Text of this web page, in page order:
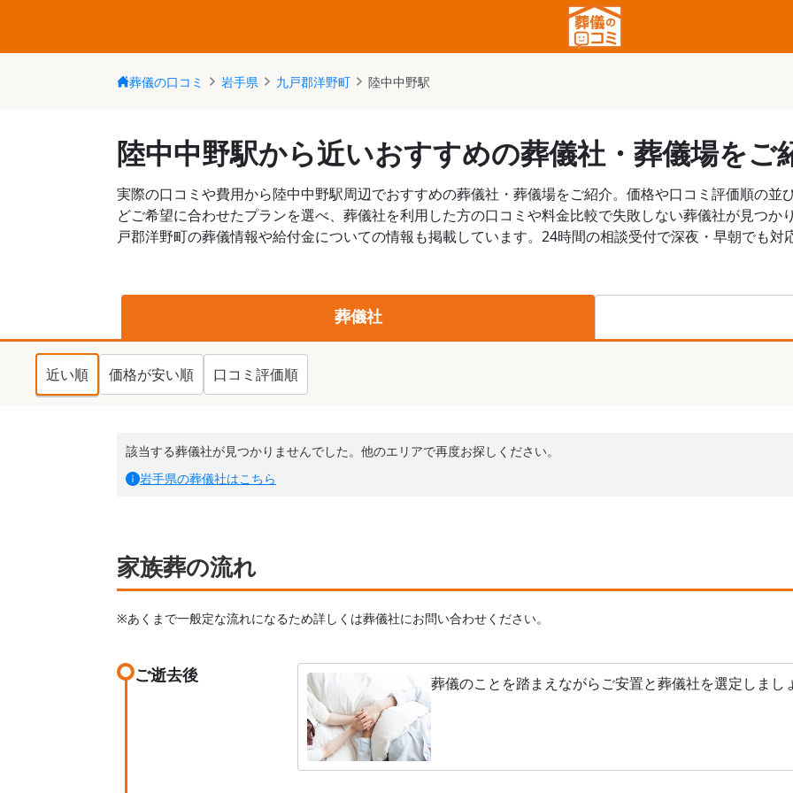
葬儀の口コミ 岩手県 九戸郡洋野町 陸中中野駅
陸中中野駅から近いおすすめの葬儀社・葬儀場をご
実際の口コミや費用から陸中中野駅周辺でおすすめの葬儀社・葬儀場をご紹介。価格や口コミ評価順の並
どご希望に合わせたプランを選べ、葬儀社を利用した方の口コミや料金比較で失敗しない葬儀社が見つか
戸郡洋野町の葬儀情報や給付金についての情報も掲載しています。24時間の相談受付で深夜・早朝でも対
葬儀社
近い順 価格が安い順 口コミ評価順
該当する葬儀社が見つかりませんでした。他のエリアで再度お探しください。
岩手県の葬儀社はこちら
家族葬の流れ
※あくまで一般定な流れになるため詳しくは葬儀社にお問い合わせください。
ご逝去後 葬儀のことを踏まえながらご安置と葬儀社を選定しまし